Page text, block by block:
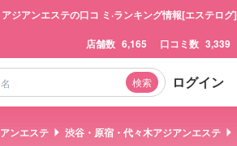
アジアンエステの口コ ミ·ランキング情報[エステログ]
店舗数 6,165 口コミ数 3,339
検索 ログイン
ンエステ 渋谷・原宿・代々木アジアンエステ